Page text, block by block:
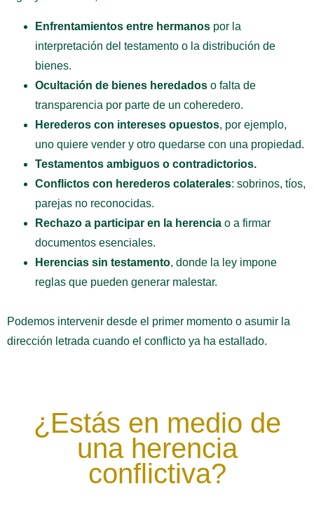
Enfrentamientos entre hermanos por la
interpretación del testamento o la distribución de
bienes.
Ocultación de bienes heredados o falta de
transparencia por parte de un coheredero.
Herederos con intereses opuestos, por ejemplo,
uno quiere vender y otro quedarse con una propiedad.
Testamentos ambiguos o contradictorios.
Conflictos con herederos colaterales: sobrinos, tíos,
parejas no reconocidas.
Rechazo a participar en la herencia o a firmar
documentos esenciales.
Herencias sin testamento, donde la ley impone
reglas que pueden generar malestar.
Podemos intervenir desde el primer momento o asumir la
dirección letrada cuando el conflicto ya ha estallado.
¿Estás en medio de
una herencia
conflictiva?